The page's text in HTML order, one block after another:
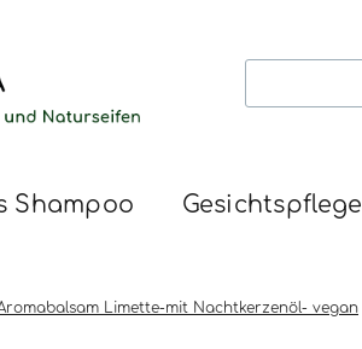
Shampoo Gesichtspflege
Limette-mit Nachtkerzenöl- vegan